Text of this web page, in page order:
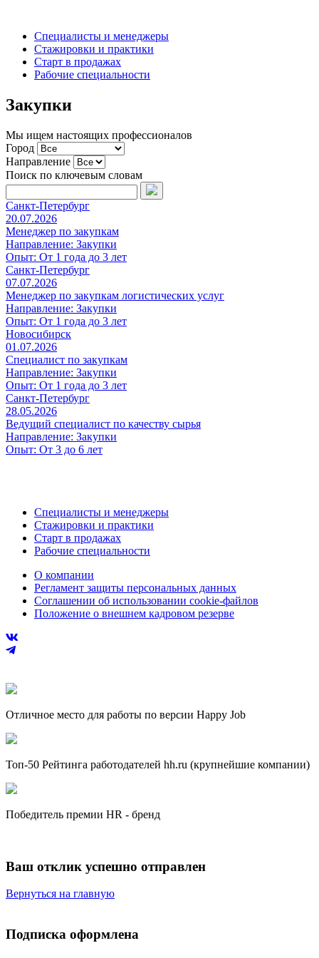
Специалисты и менеджеры
Стажировки и практики
Старт в продажах
Рабочие специальности
Закупки
Мы ищем настоящих профессионалов
Город
Направление
Поиск по ключевым словам
Санкт-Петербург
20.07.2026
Менеджер по закупкам
Направление: Закупки
Опыт: От 1 года до 3 лет
Санкт-Петербург
07.07.2026
Менеджер по закупкам логистических услуг
Направление: Закупки
Опыт: От 1 года до 3 лет
Новосибирск
01.07.2026
Специалист по закупкам
Направление: Закупки
Опыт: От 1 года до 3 лет
Санкт-Петербург
28.05.2026
Ведущий специалист по качеству сырья
Направление: Закупки
Опыт: От 3 до 6 лет
Специалисты и менеджеры
Стажировки и практики
Старт в продажах
Рабочие специальности
О компании
Регламент защиты персональных данных
Соглашении об использовании cookie-файлов
Положение о внешнем кадровом резерве
Отличное место для работы по версии Happy Job
Топ-50 Рейтинга работодателей hh.ru (крупнейшие компании)
Победитель премии HR - бренд
Ваш отклик успешно отправлен
Вернуться на главную
Подписка оформлена